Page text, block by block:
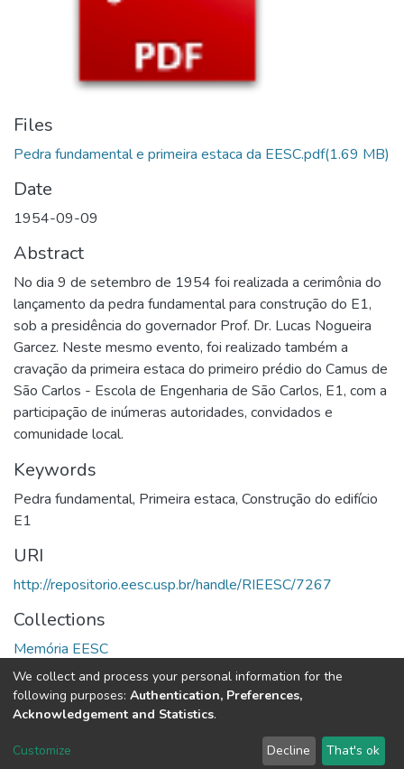
Files
Pedra fundamental e primeira estaca da EESC.pdf(1.69 MB)
Date
1954-09-09
Abstract
No dia 9 de setembro de 1954 foi realizada a cerimônia do
lançamento da pedra fundamental para construção do E1,
sob a presidência do governador Prof. Dr. Lucas Nogueira
Garcez. Neste mesmo evento, foi realizado também a
cravação da primeira estaca do primeiro prédio do Camus de
São Carlos - Escola de Engenharia de São Carlos, E1, com a
participação de inúmeras autoridades, convidados e
comunidade local.
Keywords
Pedra fundamental, Primeira estaca, Construção do edifício
E1
URI
http://repositorio.eesc.usp.br/handle/RIEESC/7267
Collections
Memória EESC
Full item page
DSpace software copyright © 2002-2026 LYRASIS
Send Feedback
We collect and process your personal information for the
following purposes: Authentication, Preferences,
Acknowledgement and Statistics.
Customize Decline That's ok